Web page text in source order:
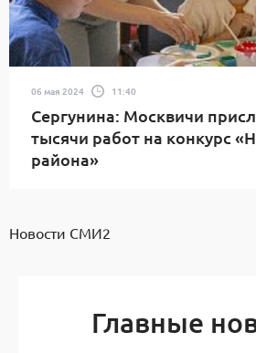
06 мая 2024 11:40
Сергунина: Москвичи
тысячи работ на конкурс
района»
Новости СМИ2
Главные